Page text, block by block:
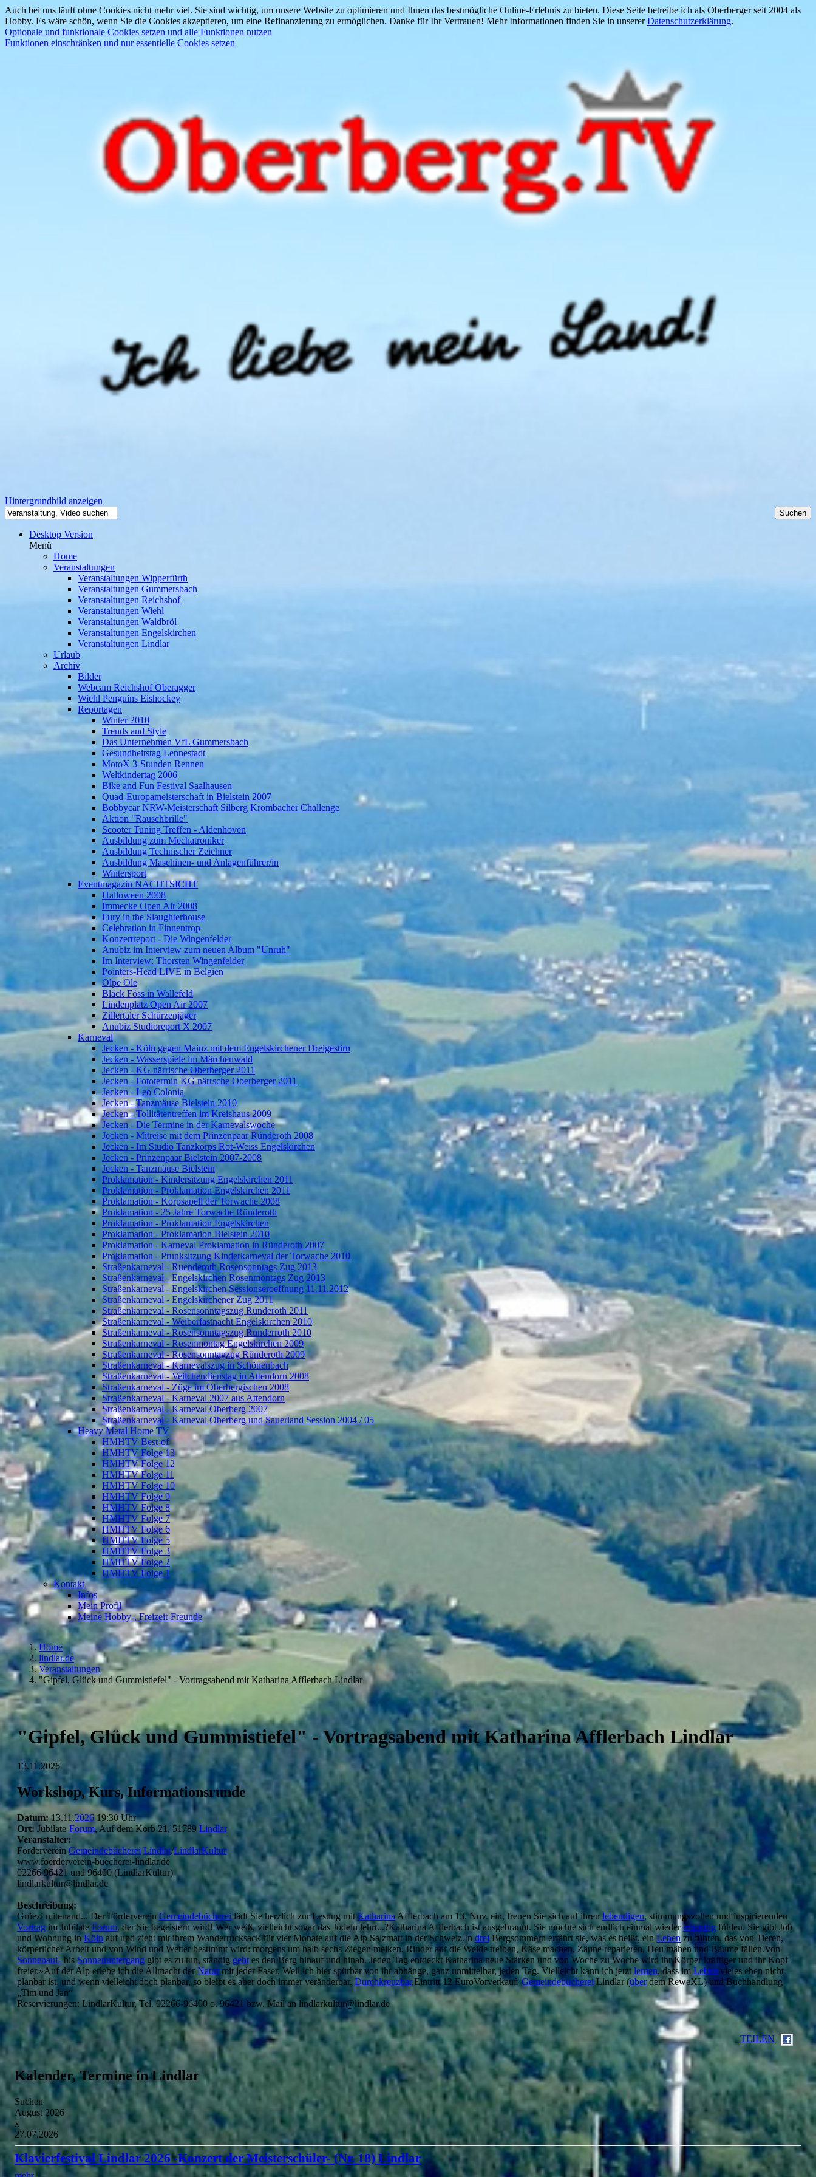
Auch bei uns läuft ohne Cookies nicht mehr viel. Sie sind wichtig, um unsere Website zu optimieren und Ihnen das bestmögliche Online-Erlebnis zu bieten. Diese Seite betreibe ich als Oberberger seit 2004 als
Hobby. Es wäre schön, wenn Sie die Cookies akzeptieren, um eine Refinanzierung zu ermöglichen. Danke für Ihr Vertrauen! Mehr Informationen finden Sie in unsererDatenschutzerklärung.
Optionale und funktionale Cookies setzen und alle Funktionen nutzen
Funktionen einschränken und nur essentielle Cookies setzen
Hintergrundbild anzeigen
Desktop Version
Menü
Home
Veranstaltungen
Veranstaltungen Wipperfürth
Veranstaltungen Gummersbach
Veranstaltungen Reichshof
Veranstaltungen Wiehl
Veranstaltungen Waldbröl
Veranstaltungen Engelskirchen
Veranstaltungen Lindlar
Urlaub
Archiv
Bilder
Webcam Reichshof Oberagger
Wiehl Penguins Eishockey
Reportagen
Winter 2010
Trends and Style
Das Unternehmen VfL Gummersbach
Gesundheitstag Lennestadt
MotoX 3-Stunden Rennen
Weltkindertag 2006
Bike and Fun Festival Saalhausen
Quad-Europameisterschaft in Bielstein 2007
Bobbycar NRW-Meisterschaft Silberg Krombacher Challenge
Aktion "Rauschbrille"
Scooter Tuning Treffen - Aldenhoven
Ausbildung zum Mechatroniker
Ausbildung Technischer Zeichner
Ausbildung Maschinen- und Anlagenführer/in
Wintersport
Eventmagazin NACHTSICHT
Halloween 2008
Immecke Open Air 2008
Fury in the Slaughterhouse
Celebration in Finnentrop
Konzertreport - Die Wingenfelder
Anubiz im Interview zum neuen Album "Unruh"
Im Interview: Thorsten Wingenfelder
Pointers-Head LIVE in Belgien
Olpe Ole
Bläck Föss in Wallefeld
Lindenplatz Open Air 2007
Zillertaler Schürzenjäger
Anubiz Studioreport X 2007
Karneval
Jecken - Köln gegen Mainz mit dem Engelskirchener Dreigestirn
Jecken - Wasserspiele im Märchenwald
Jecken - KG närrische Oberberger 2011
Jecken - Fototermin KG närrsche Oberberger 2011
Jecken - Leo Colonia
Jecken - Tanzmäuse Bielstein 2010
Jecken - Tollitätentreffen im Kreishaus 2009
Jecken - Die Termine in der Karnevalswoche
Jecken - Mitreise mit dem Prinzenpaar Ründeroth 2008
Jecken - Im Studio Tanzkorps Rot-Weiss Engelskirchen
Jecken - Prinzenpaar Bielstein 2007-2008
Jecken - Tanzmäuse Bielstein
Proklamation - Kindersitzung Engelskirchen 2011
Proklamation - Proklamation Engelskirchen 2011
Proklamation - Korpsapell der Torwache 2008
Proklamation - 25 Jahre Torwache Ründeroth
Proklamation - Proklamation Engelskirchen
Proklamation - Proklamation Bielstein 2010
Proklamation - Karneval Proklamation in Ründeroth 2007
Proklamation - Prunksitzung Kinderkarneval der Torwache 2010
Straßenkarneval - Ruenderoth Rosensonntags Zug 2013
Straßenkarneval - Engelskirchen Rosenmontags Zug 2013
Straßenkarneval - Engelskirchen Sessionseroeffnung 11.11.2012
Straßenkarneval - Engelskirchener Zug 2011
Straßenkarneval - Rosensonntagszug Ründeroth 2011
Straßenkarneval - Weiberfastnacht Engelskirchen 2010
Straßenkarneval - Rosensonntagszug Ründerroth 2010
Straßenkarneval - Rosenmontag Engelskirchen 2009
Straßenkarneval - Rosensonntagzug Ründeroth 2009
Straßenkarneval - Karnevalszug in Schönenbach
Straßenkarneval - Veilchendienstag in Attendorn 2008
Straßenkarneval - Züge im Oberbergischen 2008
Straßenkarneval - Karneval 2007 aus Attendorn
Straßenkarneval - Karneval Oberberg 2007
Straßenkarneval - Karneval Oberberg und Sauerland Session 2004 / 05
Heavy Metal Home TV
HMHTV Best-of
HMHTV Folge 13
HMHTV Folge 12
HMHTV Folge 11
HMHTV Folge 10
HMHTV Folge 9
HMHTV Folge 8
HMHTV Folge 7
HMHTV Folge 6
HMHTV Folge 5
HMHTV Folge 3
HMHTV Folge 2
HMHTV Folge 1
Kontakt
Infos
Mein Profil
Meine Hobby-, Freizeit-Freunde
Home
lindlar.de
Veranstaltungen
"Gipfel, Glück und Gummistiefel" - Vortragsabend mit Katharina Afflerbach Lindlar
"Gipfel, Glück und Gummistiefel" - Vortragsabend mit Katharina Afflerbach Lindlar
13.11.2026
Workshop, Kurs, Informationsrunde
Datum:13.11.202619:30 Uhr
Ort: Jubilate-Forum, Auf dem Korb 21, 51789 Lindlar
Veranstalter:
Förderverein Gemeindebücherei Lindlar/LindlarKultur
www.foerderverein-buecherei-lindlar.de
02266 96421 und 96400 (LindlarKultur)
lindlarkultur@lindlar.de
Beschreibung:
Grüezi mitenand... Der Förderverein Gemeindebüchereilädt Sie herzlich zur Lesung mitKatharina Afflerbach am 13. Nov. ein, freuen Sie sich auf ihrenlebendigen, stimmungsvollen und inspirierenden
Vortrag im Jubilate Forum, der Sie begeistern wird! Wer weiß, vielleicht sogar das Jodeln lehrt...?Katharina Afflerbach ist ausgebrannt. Sie möchte sich endlich einmal wiederlebendig fühlen. Sie gibt Job
und Wohnung inKöln auf und zieht mit ihrem Wanderrucksack für vier Monate auf die Alp Salzmatt in der Schweiz.In drei Bergsommern erfährt sie, was es heißt, ein Leben zu führen, das von Tieren,
körperlicher Arbeit und von Wind und Wetter bestimmt wird: morgens um halb sechs Ziegen melken, Rinder auf die Weide treiben, Käse machen, Zäune reparieren, Heu mähen und Bäume fällen.Von
Sonnenauf-bis Sonnenuntergang gibt es zu tun, ständiggeht es den Berg hinauf und hinab. Jeden Tag entdeckt Katharina neue Stärken und von Woche zu Woche wird ihr Körper kräftiger und ihr Kopf
freier.»Auf der Alp erlebe ich die Allmacht derNaturmit jeder Faser. Weil ich hier spürbar von ihr abhänge, ganz unmittelbar, jeden Tag. Vielleicht kann ich jetzt lernen, dass imLeben vieles eben nicht
planbar ist, und wenn vielleicht doch planbar, so bleibt es aber doch immer veränderbar. Durchkreuzbar.Eintritt 12 EuroVorverkauf:Gemeindebücherei Lindlar (überdem ReweXL) und Buchhandlung
„Tim und Jan“
Reservierungen: LindlarKultur, Tel. 02266-96400 o. 96421 bzw. Mail an lindlarkultur@lindlar.de
TEILEN
Kalender, Termine in Lindlar
Suchen
August 2026
x
27.07.2026
Klavierfestival Lindlar 2026 -Konzert der Meisterschüler- (Nr. 18) Lindlar